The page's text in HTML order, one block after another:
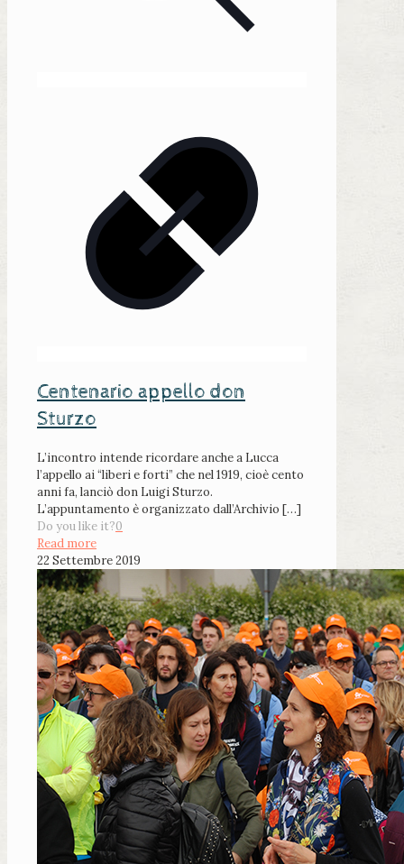
Centenario appello don
Sturzo
L’incontro intende ricordare anche a Lucca
l’appello ai “liberi e forti” che nel 1919, cioè cento
anni fa, lanciò don Luigi Sturzo.
L’appuntamento è organizzato dall’Archivio […]
Do you like it?0
Read more
22 Settembre 2019